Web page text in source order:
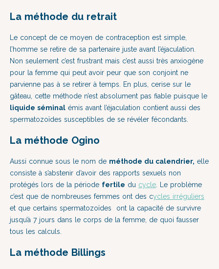
La méthode du retrait
Le concept de ce moyen de contraception est simple,
l’homme se retire de sa partenaire juste avant l’éjaculation.
Non seulement c’est frustrant mais c’est aussi très anxiogène
pour la femme qui peut avoir peur que son conjoint ne
parvienne pas à se retirer à temps. En plus, cerise sur le
gâteau, cette méthode n’est absolument pas fiable puisque le
liquide séminal émis avant l’éjaculation contient aussi des
spermatozoïdes susceptibles de se révéler fécondants.
La méthode Ogino
Aussi connue sous le nom de méthode du calendrier, elle
consiste à s’abstenir d’avoir des rapports sexuels non
protégés lors de la période fertile du cycle . Le problème
c’est que de nombreuses femmes ont des cycles irréguliers
et que certains spermatozoïdes ont la capacité de survivre
jusqu’à 7 jours dans le corps de la femme, de quoi fausser
tous les calculs.
La méthode Billings